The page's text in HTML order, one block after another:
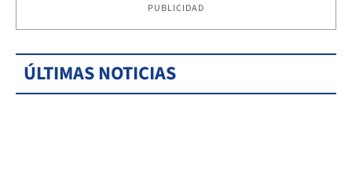
PUBLICIDAD
ÚLTIMAS NOTICIAS